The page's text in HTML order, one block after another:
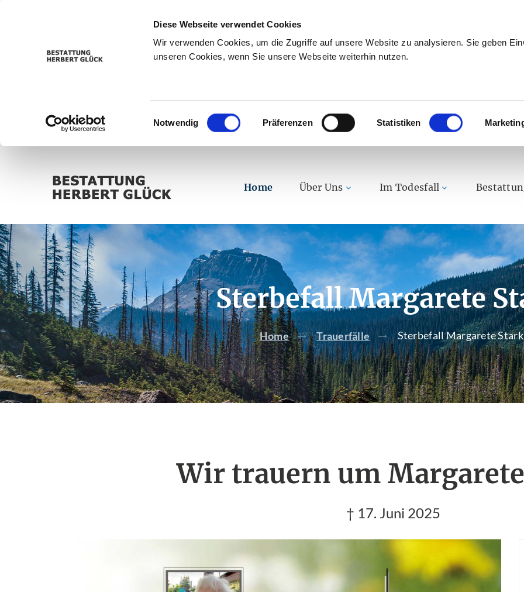
Diese Webseite verwendet Cookies
Wir verwenden Cookies, um die Zugriffe auf unsere Website zu analysieren. Sie geben
unseren Cookies, wenn Sie unsere Webseite weiterhin nutzen.
Einwilligungsauswahl
Notwendig Präferenzen Statistiken
Home Über Uns Im Todesfall
Sterbefall Margarete
Home Trauerfälle Sterbefall Margarete
Wir trauern um
† 17. Juni 2025